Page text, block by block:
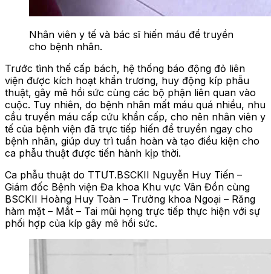
Nhân viên y tế và bác sĩ hiến máu để truyền
cho bệnh nhân.
Trước tình thế cấp bách, hệ thống báo động đỏ liên
viện được kích hoạt khẩn trương, huy động kíp phẫu
thuật, gây mê hồi sức cùng các bộ phận liên quan vào
cuộc. Tuy nhiên, do bệnh nhân mất máu quá nhiều, nhu
cầu truyền máu cấp cứu khẩn cấp, cho nên nhân viên y
tế của bệnh viện đã trực tiếp hiến để truyền ngay cho
bệnh nhân, giúp duy trì tuần hoàn và tạo điều kiện cho
ca phẫu thuật được tiến hành kịp thời.
Ca phẫu thuật do TTƯT.BSCKII Nguyễn Huy Tiến –
Giám đốc Bệnh viện Đa khoa Khu vực Vân Đồn cùng
BSCKII Hoàng Huy Toàn – Trưởng khoa Ngoại – Răng
hàm mặt – Mắt – Tai mũi họng trực tiếp thực hiện với sự
phối hợp của kíp gây mê hồi sức.